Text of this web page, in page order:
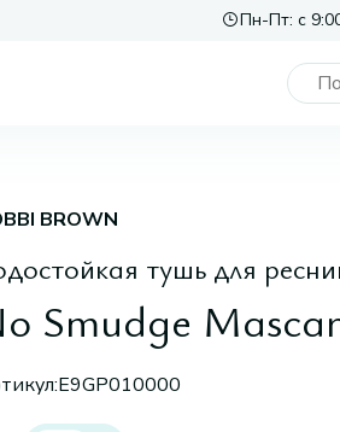
Пн-Пт: с
BROWN
тушь для
Smudge
E9GP010000